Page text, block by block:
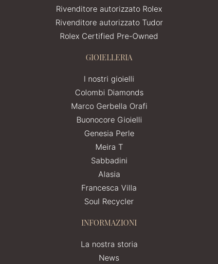
Rivenditore autorizzato Rolex
Rivenditore autorizzato Tudor
Rolex Certified Pre-Owned
GIOIELLERIA
I nostri gioielli
Colombi Diamonds
Marco Gerbella Orafi
Buonocore Gioielli
Genesia Perle
Meira T
Sabbadini
Alasia
Francesca Villa
Soul Recycler
INFORMAZIONI
La nostra storia
News